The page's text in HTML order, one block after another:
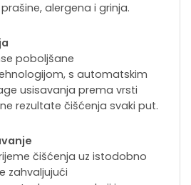
alergena i grinja.
poboljšane
s automatskim
usisavanja prema vrsti
rezultate čišćenja svaki put.
čišćenja uz istodobno
zahvaljujući